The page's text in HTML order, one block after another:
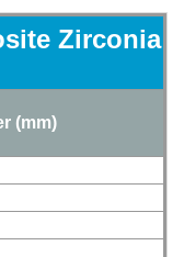
Zirconia
(mm)